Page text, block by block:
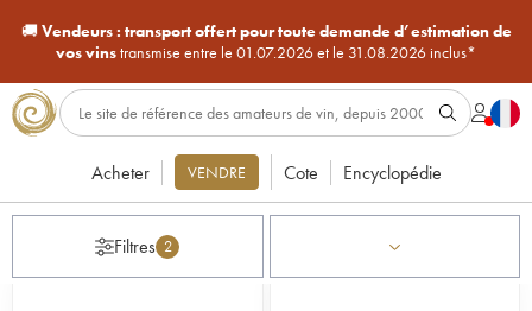
🚚Vendeurs : transport offert pour toute demande d’estimation de
vos vinstransmise entre le 01.07.2026 et le 31.08.2026 inclus*
Acheter VENDRE Cote Encyclopédie
Filtres 2